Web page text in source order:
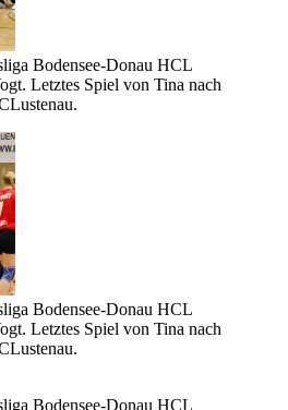
Bodensee-Donau HCL
Letztes Spiel von Tina nach
Bodensee-Donau HCL
Letztes Spiel von Tina nach
Bodensee-Donau HCL